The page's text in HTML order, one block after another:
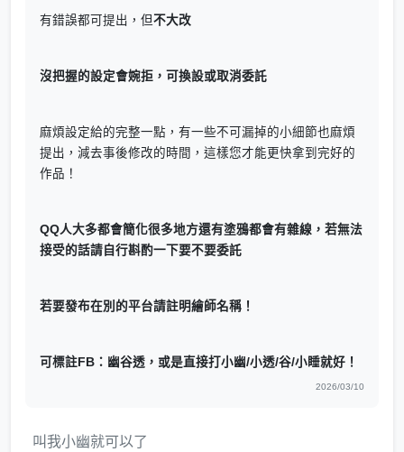
有錯誤都可提出，但不大改
沒把握的設定會婉拒，可換設或取消委託
麻煩設定給的完整一點，有一些不可漏掉的小細節也麻煩
提出，減去事後修改的時間，這樣您才能更快拿到完好的
作品！
QQ人大多都會簡化很多地方還有塗鴉都會有雜線，若無法
接受的話請自行斟酌一下要不要委託
若要發布在別的平台請註明繪師名稱！
可標註FB：幽谷透，或是直接打小幽/小透/谷/小睡就好！
2026/03/10
叫我小幽就可以了